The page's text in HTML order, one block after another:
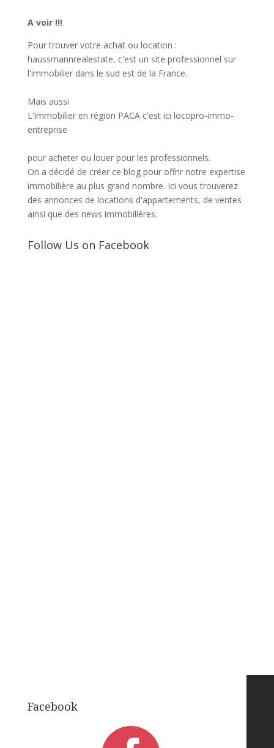
A voir !!!
Pour trouver votre achat ou location :
haussmannrealestate, c'est un site professionnel sur
l'immobilier dans le sud est de la France.
Mais aussi
L'immobilier en région PACA c'est ici locopro-immo-
entreprise
pour acheter ou louer pour les professionnels.
On a décidé de créer ce blog pour offrir notre expertise
immobilière au plus grand nombre. Ici vous trouverez
des annonces de locations d'appartements, de ventes
ainsi que des news immobilières.
Follow Us on Facebook
Facebook